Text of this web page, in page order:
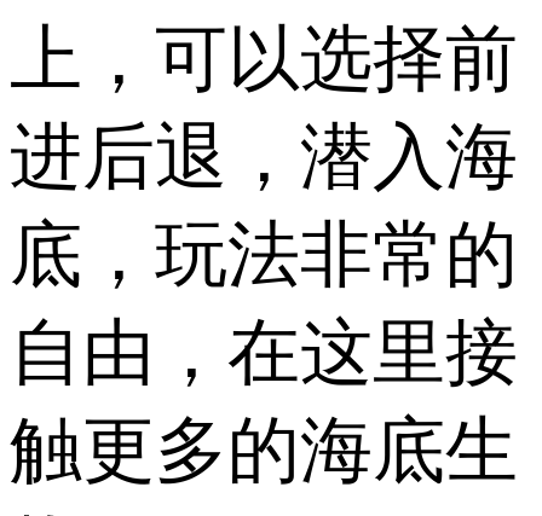
上，可以选择前
进后退，潜入海
底，玩法非常的
自由，在这里接
触更多的海底生